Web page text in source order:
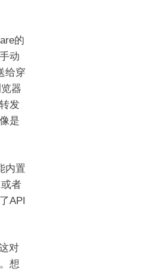
的
动
给穿
器
发
是
内置
者
API
对
想